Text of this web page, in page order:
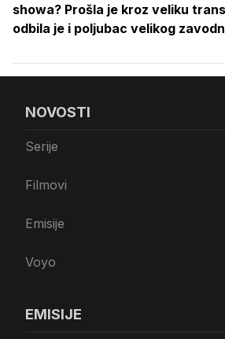
showa? Prošla je kroz veliku
odbila je i poljubac velikog
NOVOSTI
Serije
Filmovi
Emisije
Voyo
EMISIJE